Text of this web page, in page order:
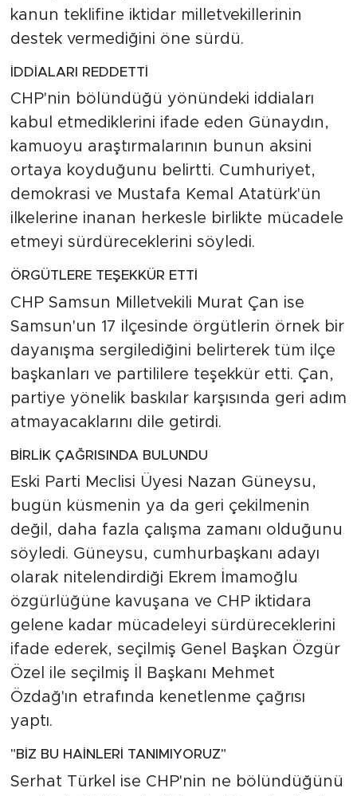
kanun teklifine iktidar milletvekillerinin
destek vermediğini öne sürdü.
İDDİALARI REDDETTİ
CHP'nin bölündüğü yönündeki iddiaları
kabul etmediklerini ifade eden Günaydın,
kamuoyu araştırmalarının bunun aksini
ortaya koyduğunu belirtti. Cumhuriyet,
demokrasi ve Mustafa Kemal Atatürk'ün
ilkelerine inanan herkesle birlikte mücadele
etmeyi sürdüreceklerini söyledi.
ÖRGÜTLERE TEŞEKKÜR ETTİ
CHP Samsun Milletvekili Murat Çan ise
Samsun'un 17 ilçesinde örgütlerin örnek bir
dayanışma sergilediğini belirterek tüm ilçe
başkanları ve partililere teşekkür etti. Çan,
partiye yönelik baskılar karşısında geri adım
atmayacaklarını dile getirdi.
BİRLİK ÇAĞRISINDA BULUNDU
Eski Parti Meclisi Üyesi Nazan Güneysu,
bugün küsmenin ya da geri çekilmenin
değil, daha fazla çalışma zamanı olduğunu
söyledi. Güneysu, cumhurbaşkanı adayı
olarak nitelendirdiği Ekrem İmamoğlu
özgürlüğüne kavuşana ve CHP iktidara
gelene kadar mücadeleyi sürdüreceklerini
ifade ederek, seçilmiş Genel Başkan Özgür
Özel ile seçilmiş İl Başkanı Mehmet
Özdağ'ın etrafında kenetlenme çağrısı
yaptı.
"BİZ BU HAİNLERİ TANIMIYORUZ"
Serhat Türkel ise CHP'nin ne bölündüğünü